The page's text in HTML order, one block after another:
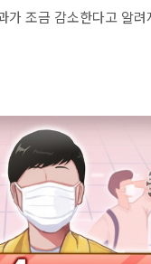
가 조금 감소한다고 알려